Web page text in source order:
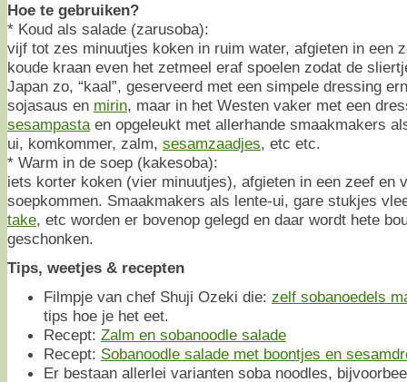
Hoe te gebruiken?
* Koud als salade (zarusoba):
vijf tot zes minuutjes koken in ruim water, afgieten in een
koude kraan even het zetmeel eraf spoelen zodat de
Japan zo, “kaal”, geserveerd met een simpele dressing
sojasaus en mirin, maar in het Westen vaker met een
sesampastaen opgeleukt met allerhande smaakmakers
ui, komkommer, zalm, sesamzaadjes, etc etc.
* Warm in de soep (kakesoba):
iets korter koken (vier minuutjes), afgieten in een zeef en
soepkommen. Smaakmakers als lente-ui, gare stukjes
take, etc worden er bovenop gelegd en daar wordt hete
geschonken.
Tips, weetjes & recepten
Filmpje van chef Shuji Ozeki die: zelf sobanoedels
tips hoe je het eet.
Recept: Zalm en sobanoodle salade
Recept: Sobanoodle salade met boontjes en
Er bestaan allerlei varianten soba noodles,